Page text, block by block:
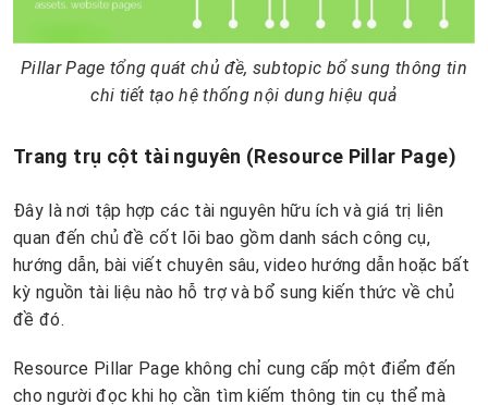
Pillar Page tổng quát chủ đề, subtopic bổ sung thông tin
chi tiết tạo hệ thống nội dung hiệu quả
Trang trụ cột tài nguyên (Resource Pillar Page)
Đây là nơi tập hợp các tài nguyên hữu ích và giá trị liên
quan đến chủ đề cốt lõi bao gồm danh sách công cụ,
hướng dẫn, bài viết chuyên sâu, video hướng dẫn hoặc bất
kỳ nguồn tài liệu nào hỗ trợ và bổ sung kiến thức về chủ
đề đó.
Resource Pillar Page không chỉ cung cấp một điểm đến
cho người đọc khi họ cần tìm kiếm thông tin cụ thể mà